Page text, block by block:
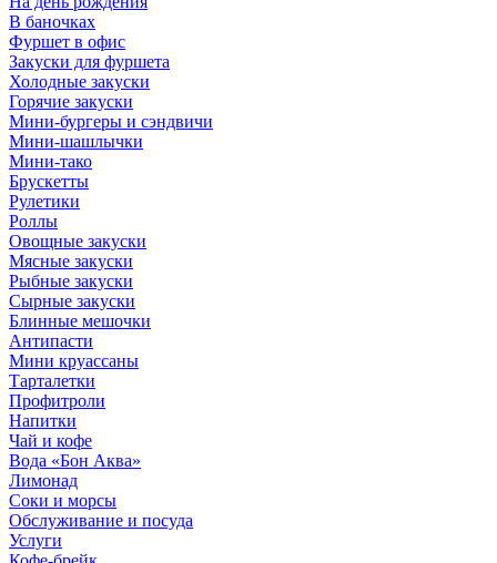
В баночках
Фуршет в офис
Закуски для фуршета
Холодные закуски
Горячие закуски
Мини-бургеры и сэндвичи
Мини-шашлычки
Мини-тако
Брускетты
Рулетики
Роллы
Овощные закуски
Мясные закуски
Рыбные закуски
Сырные закуски
Блинные мешочки
Антипасти
Мини круассаны
Тарталетки
Профитроли
Напитки
Чай и кофе
Вода «Бон Аква»
Лимонад
Соки и морсы
Обслуживание и посуда
Услуги